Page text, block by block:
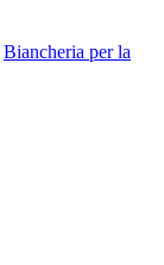
Biancheria per la